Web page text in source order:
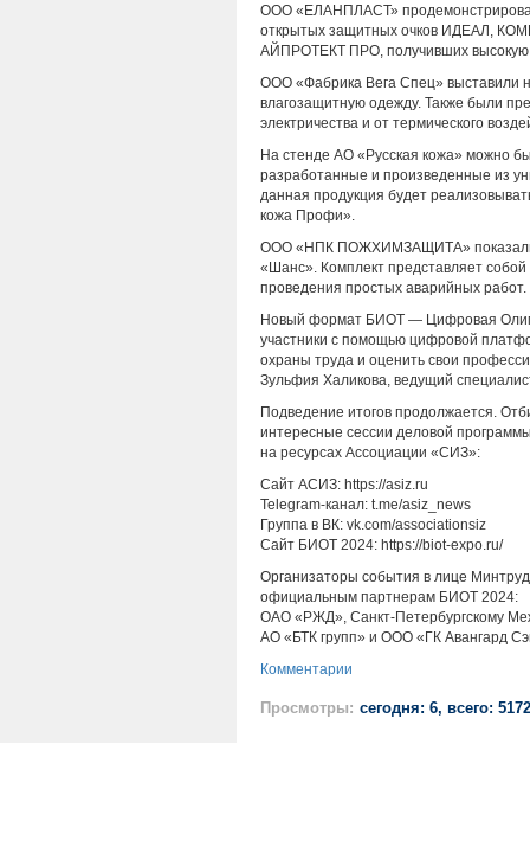
ООО «ЕЛАНПЛАСТ»
открытых защитных очков ИДЕАЛ,
АЙПРОТЕКТ ПРО, получивших высокую
ООО «Фабрика Вега Спец» выставили
влагозащитную одежду. Также были
электричества и от термического
На стенде АО «Русская кожа» можно
разработанные и произведенные из
данная продукция будет
кожа Профи».
ООО «НПК ПОЖХИМЗАЩИТА» показали
«Шанс». Комплект представляет
проведения простых аварийных работ.
Новый формат БИОТ — Цифровая
участники с помощью цифровой
охраны труда и оценить свои
Зульфия Халикова, ведущий
Подведение итогов продолжается.
интересные сессии деловой
на ресурсах Ассоциации «СИЗ»:
Сайт АСИЗ: https://asiz.ru
Telegram-канал: t.me/asiz_news
Группа в ВК: vk.com/associationsiz
Сайт БИОТ 2024: https://biot-expo.ru/
Организаторы события в лице
официальным партнерам БИОТ 2024:
ОАО «РЖД», Санкт-Петербургскому
АО «БТК групп» и ООО «ГК Авангард
Комментарии
Просмотры: сегодня: 6, всего: 5172